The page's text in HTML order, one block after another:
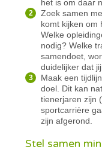
het is om daar
Zoek samen
komt kijken om
Welke
nodig? Welke
samendoet,
duidelijker dat
Maak een
doel. Dit kan
tienerjaren zijn
sportcarrière
zijn afgerond.
Stel samen